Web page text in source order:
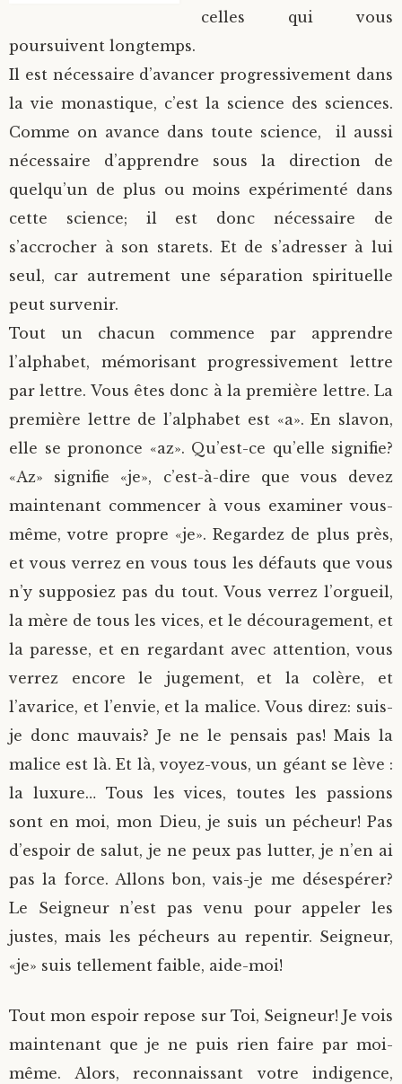
celles qui vous
poursuivent longtemps.
Il est nécessaire d’avancer progressivement dans
la vie monastique, c’est la science des sciences.
Comme on avance dans toute science, il aussi
nécessaire d’apprendre sous la direction de
quelqu’un de plus ou moins expérimenté dans
cette science; il est donc nécessaire de
s’accrocher à son starets. Et de s’adresser à lui
seul, car autrement une séparation spirituelle
peut survenir.
Tout un chacun commence par apprendre
l’alphabet, mémorisant progressivement lettre
par lettre. Vous êtes donc à la première lettre. La
première lettre de l’alphabet est «a». En slavon,
elle se prononce «az». Qu’est-ce qu’elle signifie?
«Az» signifie «je», c’est-à-dire que vous devez
maintenant commencer à vous examiner vous-
même, votre propre «je». Regardez de plus près,
et vous verrez en vous tous les défauts que vous
n’y supposiez pas du tout. Vous verrez l’orgueil,
la mère de tous les vices, et le découragement, et
la paresse, et en regardant avec attention, vous
verrez encore le jugement, et la colère, et
l’avarice, et l’envie, et la malice. Vous direz: suis-
je donc mauvais? Je ne le pensais pas! Mais la
malice est là. Et là, voyez-vous, un géant se lève :
la luxure… Tous les vices, toutes les passions
sont en moi, mon Dieu, je suis un pécheur! Pas
d’espoir de salut, je ne peux pas lutter, je n’en ai
pas la force. Allons bon, vais-je me désespérer?
Le Seigneur n’est pas venu pour appeler les
justes, mais les pécheurs au repentir. Seigneur,
«je» suis tellement faible, aide-moi!
Tout mon espoir repose sur Toi, Seigneur! Je vois
maintenant que je ne puis rien faire par moi-
même. Alors, reconnaissant votre indigence,